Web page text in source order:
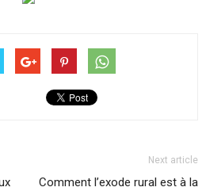
Next article
Comment l’exode rural est à la